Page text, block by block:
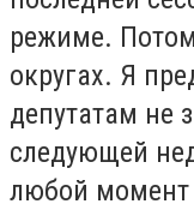
режиме.
округах. Я
депутатам не
следующей
любой момент